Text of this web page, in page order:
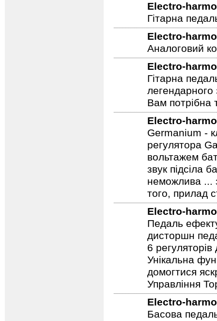
Electro-
Гітарна
Electro-
Аналоговий
Electro-
Гітарна
Вам потрібна
Electro-
Germanium -
регулятора
вольтажем
звук підсіла
неможлива ...
того, прилад
Electro-
Педаль
дисторшн
6
Унікальна
домогтися
Управління
Electro-
Басова